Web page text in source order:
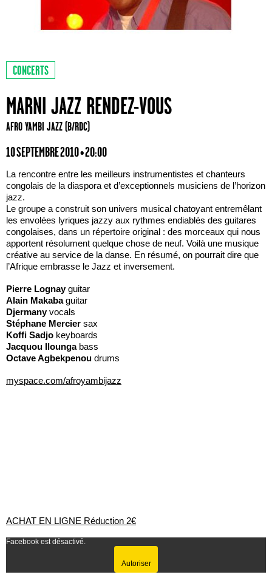
CONCERTS
MARNI JAZZ RENDEZ-VOUS
AFRO YAMBI JAZZ (B/RDC)
10 SEPTEMBRE 2010 • 20:00
La rencontre entre les meilleurs instrumentistes et chanteurs
congolais de la diaspora et d’exceptionnels musiciens de l’horizon
jazz.
Le groupe a construit son univers musical chatoyant entremêlant
les envolées lyriques jazzy aux rythmes endiablés des guitares
congolaises, dans un répertoire original : des morceaux qui nous
apportent résolument quelque chose de neuf. Voilà une musique
créative au service de la danse. En résumé, on pourrait dire que
l’Afrique embrasse le Jazz et inversement.
Pierre Lognayguitar
Alain Makabaguitar
Djermanyvocals
Stéphane Mercier sax
Koffi Sadjo keyboards
Jacquou Ilounga bass
Octave Agbekpenou drums
myspace.com/afroyambijazz
ACHAT EN LIGNE Réduction 2€
Facebook est désactivé.
Autoriser